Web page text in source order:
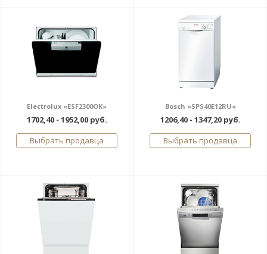
Electrolux «ESF2300OK»
1702,40 - 1952,00 руб.
Выбрать продавца
Bosch «SPS40E12RU»
1206,40 - 1347,20 руб.
Выбрать продавца